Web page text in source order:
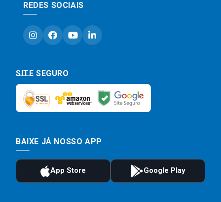
REDES SOCIAIS
SITE SEGURO
BAIXE JÁ NOSSO APP